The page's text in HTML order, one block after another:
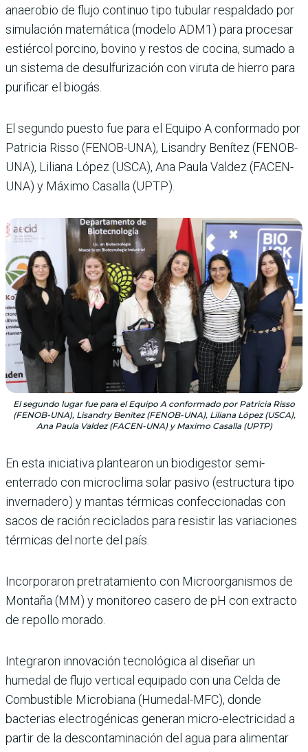
anaerobio de flujo continuo tipo tubular respaldado por
simulación matemática (modelo ADM1) para procesar
estiércol porcino, bovino y restos de cocina, sumado a
un sistema de desulfurización con viruta de hierro para
purificar el biogás.
El segundo puesto fue para el Equipo A conformado por
Patricia Risso (FENOB-UNA), Lisandry Benítez (FENOB-
UNA), Liliana López (USCA), Ana Paula Valdez (FACEN-
UNA) y Máximo Casalla (UPTP).
El segundo lugar fue para el Equipo A conformado por Patricia Risso
(FENOB-UNA), Lisandry Benítez (FENOB-UNA), Liliana López (USCA),
Ana Paula Valdez (FACEN-UNA) y Maximo Casalla (UPTP)
En esta iniciativa plantearon un biodigestor semi-
enterrado con microclima solar pasivo (estructura tipo
invernadero) y mantas térmicas confeccionadas con
sacos de ración reciclados para resistir las variaciones
térmicas del norte del país.
Incorporaron pretratamiento con Microorganismos de
Montaña (MM) y monitoreo casero de pH con extracto
de repollo morado.
Integraron innovación tecnológica al diseñar un
humedal de flujo vertical equipado con una Celda de
Combustible Microbiana (Humedal-MFC), donde
bacterias electrogénicas generan micro-electricidad a
partir de la descontaminación del agua para alimentar